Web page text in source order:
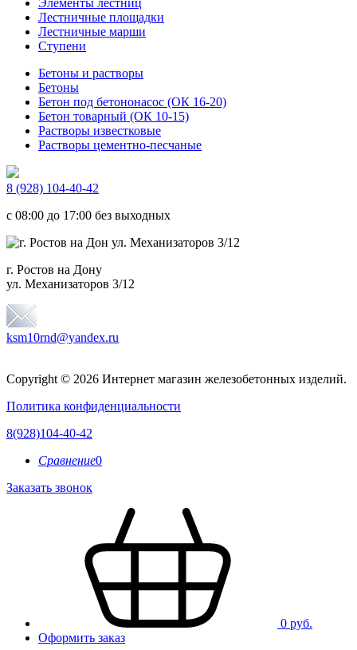
Элементы лестниц
Лестничные площадки
Лестничные марши
Ступени
Бетоны и растворы
Бетоны
Бетон под бетононасос (ОК 16-20)
Бетон товарный (ОК 10-15)
Растворы известковые
Растворы цементно-песчаные
8 (928) 104-40-42
c 08:00 до 17:00 без выходных
г. Ростов на Дону
ул. Механизаторов 3/12
ksm10rnd@yandex.ru
Copyright © 2026 Интернет магазин железобетонных изделий.
Политика конфиденциальности
8(928)104-40-42
Сравнение0
Заказать звонок
0 руб.
Оформить заказ